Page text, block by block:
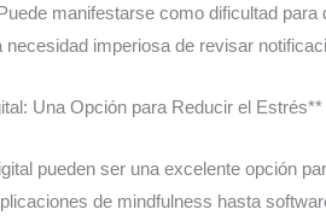
manifestarse como dificultad para
imperiosa de revisar
Una Opción para Reducir el Estrés**
pueden ser una excelente opción
de mindfulness hasta